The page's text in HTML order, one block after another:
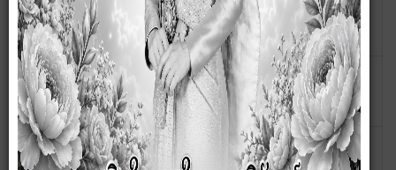
เมษายน
2566
คำสั่ง อบต.ซับสมบูรณ์ เรื่อง การมอบอำนาจของนาก อบต.
ให้ปลัดนายก อบต. ประจำปีงบประมาณ พ.ศ. 2562
01
ตุลาคม
2561
คำสั่ง อบต.ซับสมบูรณ์ เรื่อง การมอบอำนาจของนาก อบต.
01
ตุลาคม